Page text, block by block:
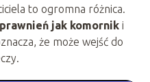
to ogromna różnica.
jak komorniki
że może wejść do